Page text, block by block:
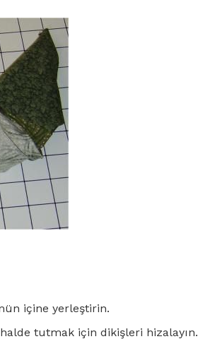
içine yerleştirin.
tutmak için dikişleri hizalayın.